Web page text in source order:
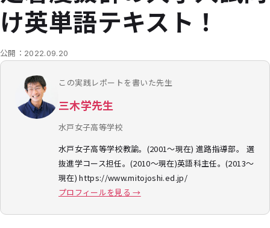
け英単語テキスト！
公開： 2022.09.20
この実践レポートを書いた先生
三木学先生
水戸女子高等学校
水戸女子高等学校教諭。(2001～現在) 進路指導部。 選
抜進学コース担任。(2010～現在)英語科主任。(2013～
現在) https://www.mitojoshi.ed.jp/
プロフィールを見る →